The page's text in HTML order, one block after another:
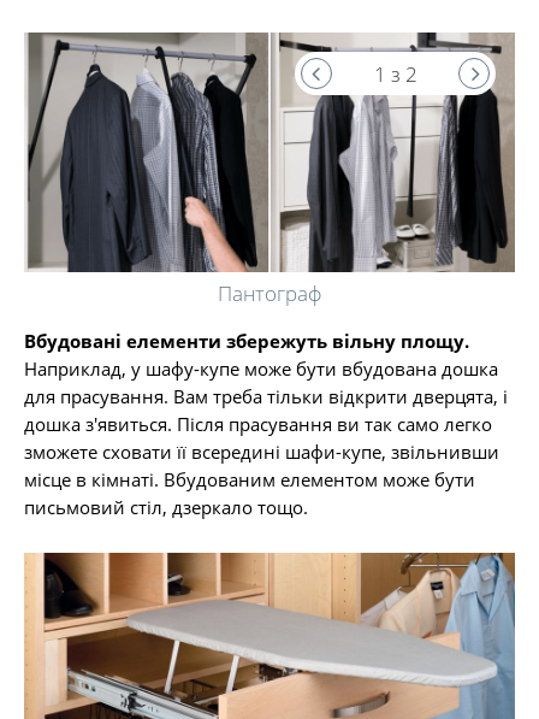
Пантограф
1 з 2
Вбудовані елементи збережуть вільну площу.
Наприклад, у шафу-купе може бути вбудована дошка
для прасування. Вам треба тільки відкрити дверцята, і
дошка з'явиться. Після прасування ви так само легко
зможете сховати її всередині шафи-купе, звільнивши
місце в кімнаті. Вбудованим елементом може бути
письмовий стіл, дзеркало тощо.